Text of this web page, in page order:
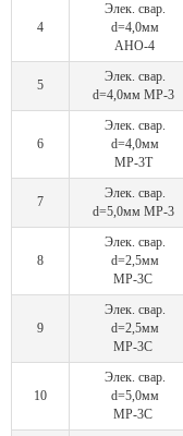
4
Элек. свар.
d=4,0мм
АНО-4
5
Элек. свар.
d=4,0мм МР-3
6
Элек. свар.
d=4,0мм
МР-3Т
7
Элек. свар.
d=5,0мм МР-3
8
Элек. свар.
d=2,5мм
МР-3С
9
Элек. свар.
d=2,5мм
МР-3С
10
Элек. свар.
d=5,0мм
МР-3С